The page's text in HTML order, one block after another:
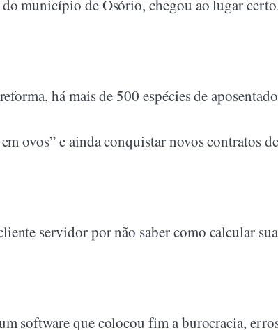
município de Osório, chegou ao lugar
há mais de 500 espécies de
ovos” e ainda conquistar novos contratos
servidor por não saber como calcular
software que colocou fim a burocracia,